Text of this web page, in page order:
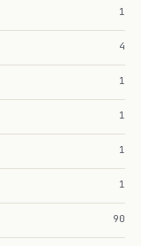
1
4
1
1
1
1
90